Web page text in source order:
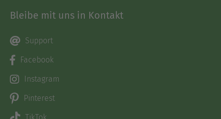
Bleibe mit uns in Kontakt
Support
Facebook
Instagram
Pinterest